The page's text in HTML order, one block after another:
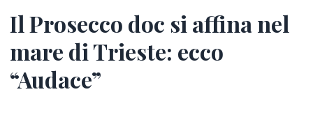
Il Prosecco doc si affina nel
mare di Trieste: ecco
“Audace”